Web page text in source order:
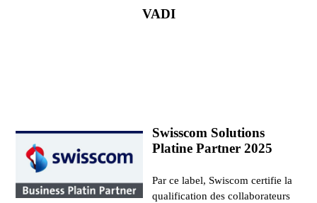
VADI
Swisscom Solutions
Platine Partner 2025
Par ce label, Swiscom certifie la
qualification des collaborateurs